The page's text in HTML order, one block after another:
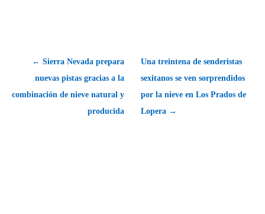
← Sierra Nevada prepara
nuevas pistas gracias a la
combinación de nieve natural y
producida
Una treintena de senderistas
sexitanos se ven sorprendidos
por la nieve en Los Prados de
Lopera →